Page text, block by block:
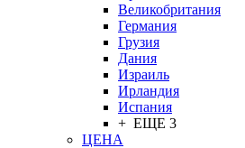
Великобритания
Германия
Грузия
Дания
Израиль
Ирландия
Испания
+ ЕЩЕ 3
ЦЕНА